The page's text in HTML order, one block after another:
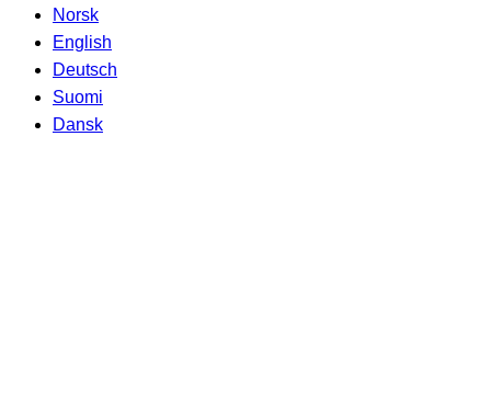
Norsk
English
Deutsch
Suomi
Dansk